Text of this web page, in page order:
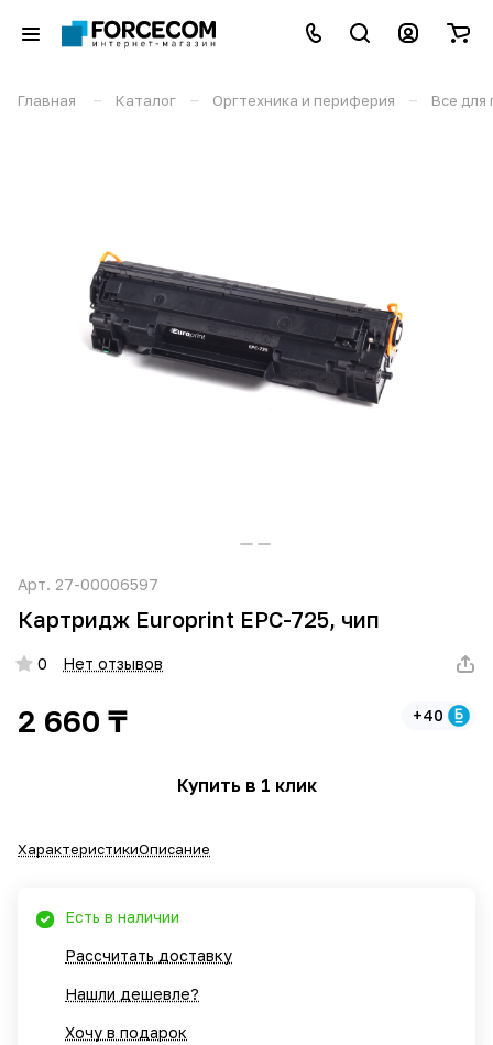
Главная – Каталог – Оргтехника и периферия – Все для
Арт. 27-00006597
Картридж Europrint EPC-725, чип
0 Нет отзывов
2 660 ₸ +40
Купить в 1 клик
ХарактеристикиОписание
Есть в наличии
Рассчитать доставку
Нашли дешевле?
Хочу в подарок